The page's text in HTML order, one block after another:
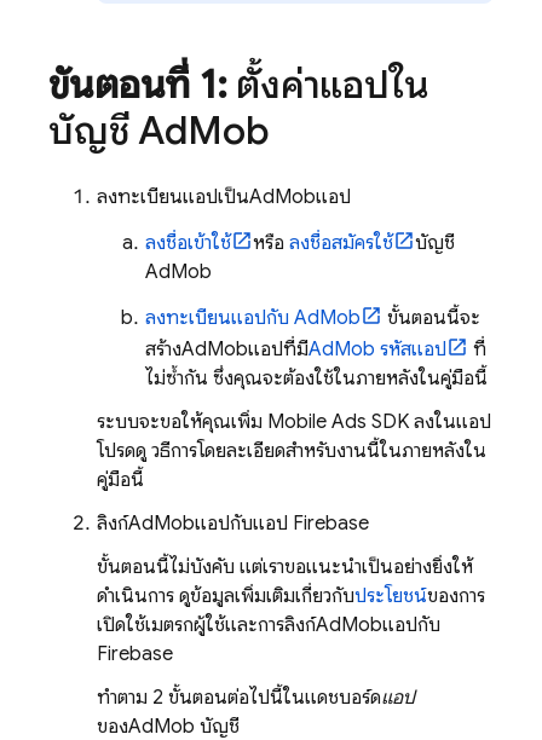
ขั้นตอนที่ 1: ตั้งค่าแอปใน
บัญชีAdMob
ลงทะเบียนแอปเป็นAdMobแอป
ลงชื่อเข้าใช้
หรือ ลงชื่อสมัครใช้
บัญชี
AdMob
ลงทะเบียนแอปกับ AdMob
ขั้นตอนนี้จะ
สร้างAdMobแอปที่มีAdMob รหัสแอป
ที่
ไม่ซ้ำกัน ซึ่งคุณจะต้องใช้ในภายหลังในคู่มือนี้
ระบบจะขอให้คุณเพิ่ม Mobile Ads SDK ลงในแอป
โปรดดู วิธีการโดยละเอียดสำหรับงานนี้ในภายหลังใน
คู่มือนี้
ลิงก์AdMobแอปกับแอป Firebase
ขั้นตอนนี้ไม่บังคับ แต่เราขอแนะนำเป็นอย่างยิ่งให้
ดำเนินการ ดูข้อมูลเพิ่มเติมเกี่ยวกับประโยชน์ของการ
เปิดใช้เมตริกผู้ใช้และการลิงก์AdMobแอปกับ
Firebase
ทำตาม 2 ขั้นตอนต่อไปนี้ในแดชบอร์ดแอป
ของAdMob บัญชี